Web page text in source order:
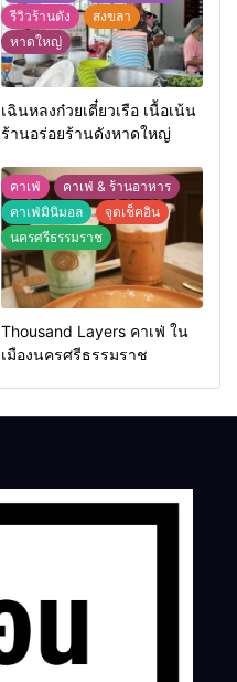
รีวิวร้านดัง
สงขลา
หาดใหญ่
เฉินหลงก๋วยเตี๋ยวเรือ เนื้อเน้น
ร้านอร่อยร้านดังหาดใหญ่
คาเฟ่
คาเฟ่ & ร้านอาหาร
คาเฟ่มินิมอล
จุดเช็คอิน
นครศรีธรรมราช
Thousand Layers คาเฟ่ ใน
เมืองนครศรีธรรมราช